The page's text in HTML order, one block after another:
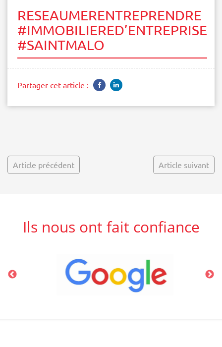
RESEAUMERENTREPRENDRE
#IMMOBILIERED’ENTREPRISE
#SAINTMALO
Partager cet article :
Article précédent Article suivant
Ils nous ont fait confiance